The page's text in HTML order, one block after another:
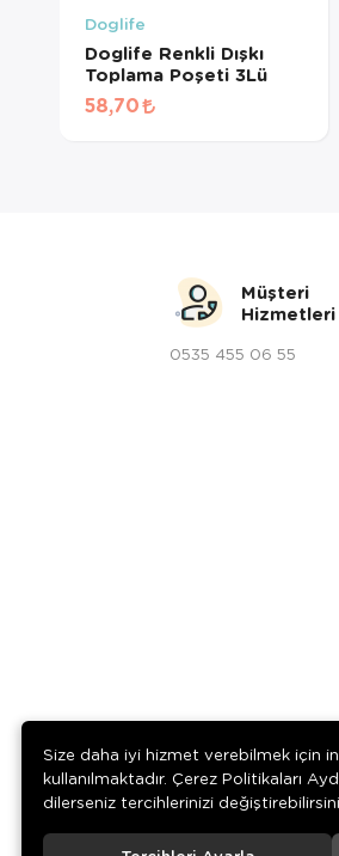
Doglife
Doglife Renkli Dışkı
Toplama Poşeti 3Lü
58,70
Müşteri
Hizmetleri
0535 455 06 55
Size daha iyi hizmet verebilmek için
kullanılmaktadır. Çerez Politikaları
dilerseniz tercihlerinizi